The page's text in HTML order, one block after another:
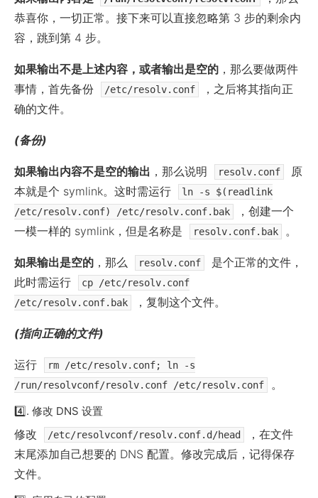
恭喜你，一切正常。接下来可以直接忽略第 3 步的剩余内
容，跳到第 4 步。
如果输出不是上述内容，或者输出是空的 ，那么要做两件
事情，首先备份
/etc/resolv.conf
，之后将其指向正
确的文件。
(备份)
如果输出内容不是空的输出 ，那么说明 resolv.conf
原
本就是个 symlink。这时需运行
ln -s $(readlink
/etc/resolv.conf) /etc/resolv.conf.bak
，创建一个
一模一样的 symlink，但是名称是
resolv.conf.bak 。
如果输出是空的 ，那么 resolv.conf
是个正常的文件，
此时需运行
cp /etc/resolv.conf
/etc/resolv.conf.bak
，复制这个文件。
(指向正确的文件)
运行
rm /etc/resolv.conf; ln -s
/run/resolvconf/resolv.conf /etc/resolv.conf
。
4️⃣. 修改 DNS 设置
修改 /etc/resolvconf/resolv.conf.d/head
，在文件
末尾添加自己想要的 DNS 配置。修改完成后，记得保存
文件。